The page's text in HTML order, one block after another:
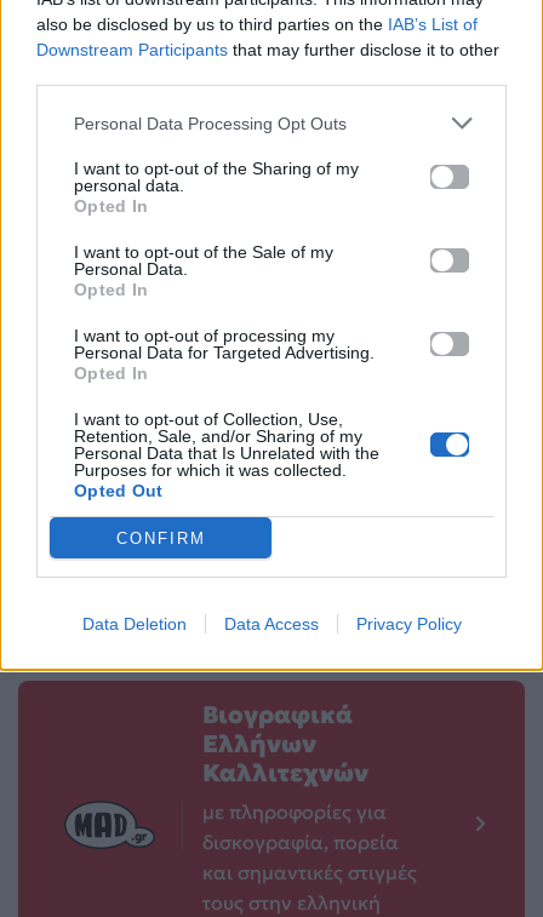
also be disclosed by us to third parties on the IAB’s List of
Downstream Participants that may further disclose it to other
Personal Data Processing Opt Outs
I want to opt-out of the Sharing of my
personal data.
Opted In
I want to opt-out of the Sale of my
Personal Data.
Opted In
I want to opt-out of processing my
Personal Data for Targeted Advertising.
Opted In
I want to opt-out of Collection, Use,
Retention, Sale, and/or Sharing of my
Personal Data that Is Unrelated with the
Purposes for which it was collected.
Opted Out
CONFIRM
Data Deletion Data Access Privacy Policy
Μοιράσου αυτό το άρθρο
Προηγούμενο
Έλενα Παπαρίζου:
21 χρόνια από τη
θρυλική νίκη της
στη Eurovision
21.05.2026
Ariana Grande: Το
«Dangerous
21.05.2026
Βιογραφικά
Ελλήνων
Καλλιτεχνών
με πληροφορίες για
δισκογραφία, πορεία
και σημαντικές στιγμές
τους στην ελληνική